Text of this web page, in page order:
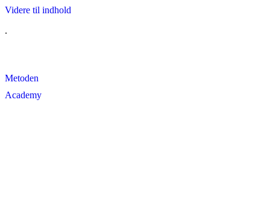
Videre til indhold
.
Metoden
Academy